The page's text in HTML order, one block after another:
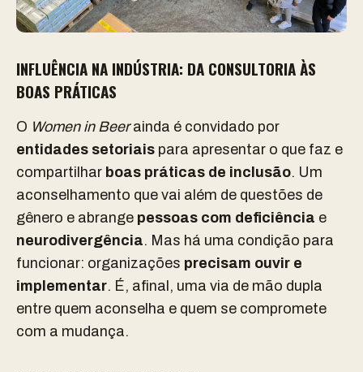
INFLUÊNCIA NA INDÚSTRIA: DA CONSULTORIA ÀS
BOAS PRÁTICAS
O Women in Beerainda é convidado por
entidades setoriais para apresentar o que faz e
compartilhar boas práticas de inclusão. Um
aconselhamento que vai além de questões de
gênero e abrange pessoas com deficiência e
neurodivergência. Mas há uma condição para
funcionar: organizações precisam ouvir e
implementar. É, afinal, uma via de mão dupla
entre quem aconselha e quem se compromete
com a mudança.